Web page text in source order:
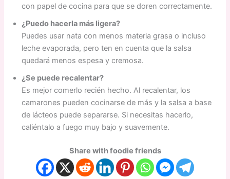
con papel de cocina para que se doren correctamente.
¿Puedo hacerla más ligera?
Puedes usar nata con menos materia grasa o incluso
leche evaporada, pero ten en cuenta que la salsa
quedará menos espesa y cremosa.
¿Se puede recalentar?
Es mejor comerlo recién hecho. Al recalentar, los
camarones pueden cocinarse de más y la salsa a base
de lácteos puede separarse. Si necesitas hacerlo,
caliéntalo a fuego muy bajo y suavemente.
Share with foodie friends